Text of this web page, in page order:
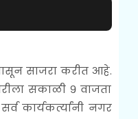
साजरा करीत आहे.
सकाळी ९ वाजता
कार्यकर्त्यांनी नगर